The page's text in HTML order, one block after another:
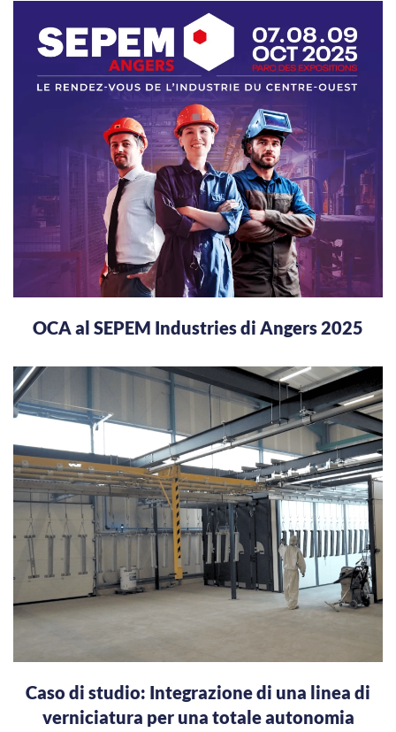
OCA al SEPEM Industries di Angers 2025
Caso di studio: Integrazione di una linea di
verniciatura per una totale autonomia